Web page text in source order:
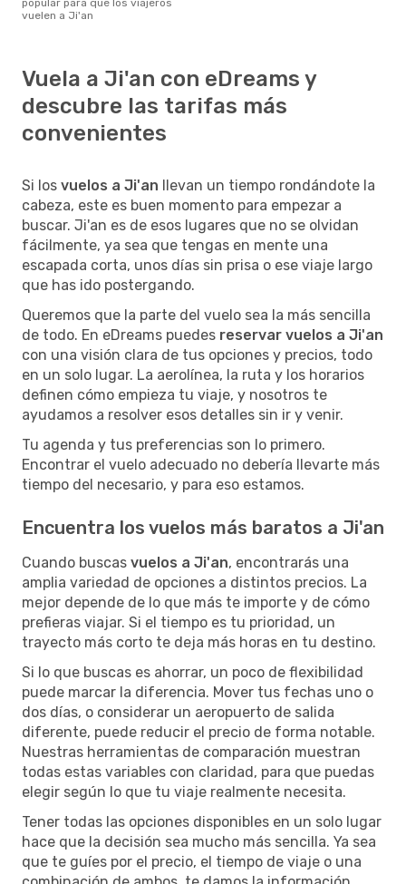
popular para que los viajeros
vuelen a Ji'an
Vuela a Ji'an con eDreams y
descubre las tarifas más
convenientes
Si los vuelos a Ji'an llevan un tiempo rondándote la
cabeza, este es buen momento para empezar a
buscar. Ji'an es de esos lugares que no se olvidan
fácilmente, ya sea que tengas en mente una
escapada corta, unos días sin prisa o ese viaje largo
que has ido postergando.
Queremos que la parte del vuelo sea la más sencilla
de todo. En eDreams puedes reservar vuelos a Ji'an
con una visión clara de tus opciones y precios, todo
en un solo lugar. La aerolínea, la ruta y los horarios
definen cómo empieza tu viaje, y nosotros te
ayudamos a resolver esos detalles sin ir y venir.
Tu agenda y tus preferencias son lo primero.
Encontrar el vuelo adecuado no debería llevarte más
tiempo del necesario, y para eso estamos.
Encuentra los vuelos más baratos a Ji'an
Cuando buscas vuelos a Ji'an, encontrarás una
amplia variedad de opciones a distintos precios. La
mejor depende de lo que más te importe y de cómo
prefieras viajar. Si el tiempo es tu prioridad, un
trayecto más corto te deja más horas en tu destino.
Si lo que buscas es ahorrar, un poco de flexibilidad
puede marcar la diferencia. Mover tus fechas uno o
dos días, o considerar un aeropuerto de salida
diferente, puede reducir el precio de forma notable.
Nuestras herramientas de comparación muestran
todas estas variables con claridad, para que puedas
elegir según lo que tu viaje realmente necesita.
Tener todas las opciones disponibles en un solo lugar
hace que la decisión sea mucho más sencilla. Ya sea
que te guíes por el precio, el tiempo de viaje o una